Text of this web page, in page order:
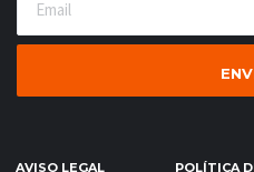
AVISO LEGAL POLÍTICA